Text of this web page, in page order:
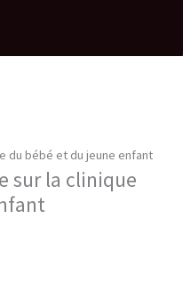
du bébé et du jeune enfant
sur la clinique